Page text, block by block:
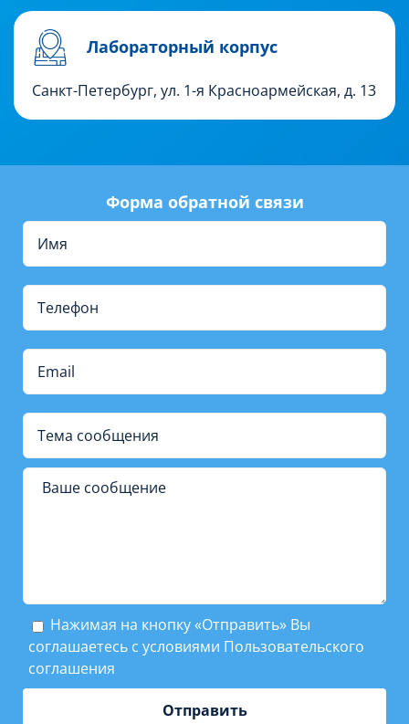
Лабораторный корпус
Санкт-Петербург, ул. 1-я Красноармейская, д. 13
Форма обратной связи
Нажимая на кнопку «Отправить» Вы
соглашаетесь с условиями Пользовательского
соглашения